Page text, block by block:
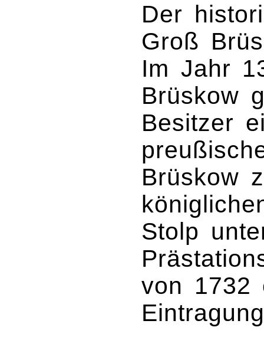
Der
Groß
Im Jahr
Brüskow
Besitzer
Brüskow
Stolp
von 1732